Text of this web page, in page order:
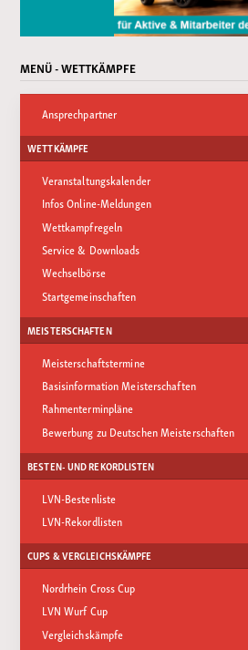
MENÜ - WETTKÄMPFE
Ansprechpartner
WETTKÄMPFE
Veranstaltungskalender
Infos Online-Meldungen
Wettkampfregeln
Service & Downloads
Wechselbörse
Startgemeinschaften
MEISTERSCHAFTEN
Meisterschaftstermine
Basisinformation Meisterschaften
Rahmenterminpläne
Bewerbung zu Deutschen Meisterschaften
BESTEN- UND REKORDLISTEN
LVN-Bestenliste
LVN-Rekordlisten
CUPS & VERGLEICHSKÄMPFE
Nordrhein Cross Cup
LVN Wurf Cup
Vergleichskämpfe